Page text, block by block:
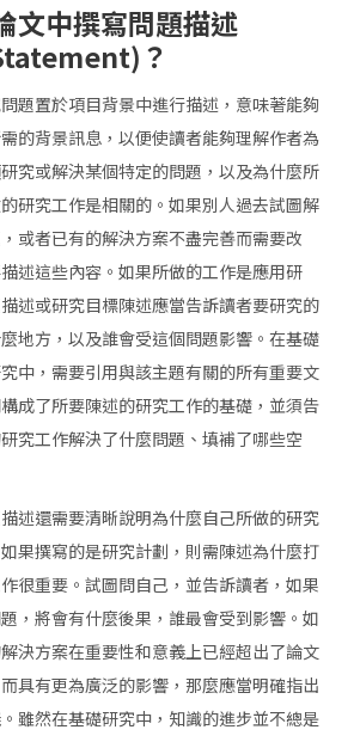
文中撰寫問題描述
？
題置於項目背景中進行描述，意味著能夠
的背景訊息，以便使讀者能夠理解作者為
究或解決某個特定的問題，以及為什麼所
研究工作是相關的。如果別人過去試圖解
或者已有的解決方案不盡完善而需要改
述這些內容。如果所做的工作是應用研
述或研究目標陳述應當告訴讀者要研究的
地方，以及誰會受這個問題影響。在基礎
中，需要引用與該主題有關的所有重要文
成了所要陳述的研究工作的基礎，並須告
究工作解決了什麼問題、填補了哪些空
述還需要清晰說明為什麼自己所做的研究
果撰寫的是研究計劃，則需陳述為什麼打
很重要。試圖問自己，並告訴讀者，如果
，將會有什麼後果，誰最會受到影響。如
決方案在重要性和意義上已經超出了論文
具有更為廣泛的影響，那麼應當明確指出
雖然在基礎研究中，知識的進步並不總是